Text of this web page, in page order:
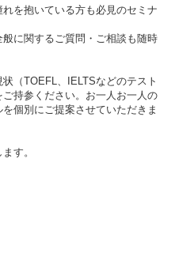
を抱いている方も必見のセミナ
に関するご質問・ご相談も随時
（TOEFL、IELTSなどのテスト
持参ください。お一人お一人の
個別にご提案させていただきま
す。